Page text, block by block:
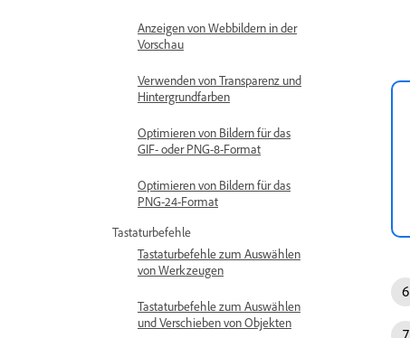
Anzeigen von Webbildern in der
Vorschau
Verwenden von Transparenz und
Hintergrundfarben
Optimieren von Bildern für das
GIF- oder PNG-8-Format
Optimieren von Bildern für das
PNG-24-Format
Tastaturbefehle
Tastaturbefehle zum Auswählen
von Werkzeugen
Tastaturbefehle zum Auswählen
und Verschieben von Objekten